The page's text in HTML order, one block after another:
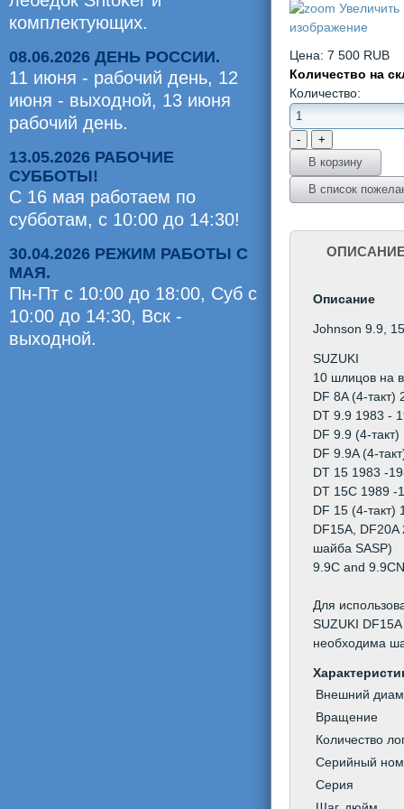
комплектующих.
08.06.2026 ДЕНЬ РОССИИ.
11 июня - рабочий день, 12
июня - выходной, 13 июня
рабочий день.
13.05.2026 РАБОЧИЕ
СУББОТЫ!
С 16 мая работаем по
субботам, с 10:00 до 14:30!
30.04.2026 РЕЖИМ РАБОТЫ С
МАЯ.
Пн-Пт с 10:00 до 18:00, Суб c
10:00 до 14:30, Вск -
выходной.
Увеличить
изображение
Цена: 7 500 RUB
Количество на
Количество:
Описание
Johnson 9.9,
SUZUKI
10 шлицов на
DF 8A (4-такт)
DT 9.9 1983 -
DF 9.9 (4-
DF 9.9A (4-
DT 15 1983 -
DT 15C 1989 -
DF 15 (4-такт)
DF15A,
шайба SASP)
9.9C and
Для
SUZUKI
необходима
Внешний
Вращение
Количество
Серийный
Серия